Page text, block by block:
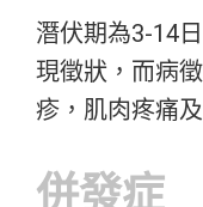
潛伏期為3-14
現徵狀，而病
疹，肌肉疼痛